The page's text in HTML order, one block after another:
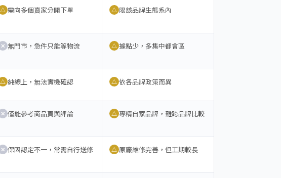
△ 需向多個賣家分開下單 △ 限該品牌生態系內
✕ 無門市，急件只能等物流 △ 據點少，多集中都會區
△ 純線上，無法實機確認 △ 依各品牌政策而異
✕ 僅能參考商品頁與評論 △ 專精自家品牌，難跨品牌比較
✕ 保固認定不一，常需自行送修 △ 原廠維修完善，但工期較長